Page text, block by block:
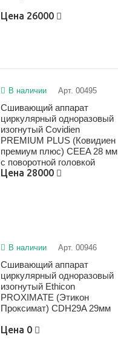
Цена 26000
В наличии Арт. 00495
Сшивающий аппарат
циркулярный одноразовый
изогнутый Covidien
PREMIUM PLUS (Ковидиен
премиум плюс) CEEA 28 мм
с поворотной головкой
Цена 28000
В наличии Арт. 00946
Сшивающий аппарат
циркулярный одноразовый
изогнутый Ethicon
PROXIMATE (Этикон
Проксимат) CDH29A 29мм
Цена 0